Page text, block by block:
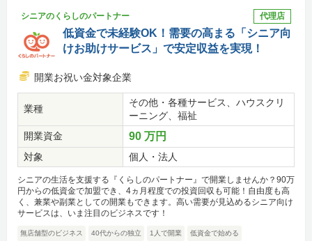
シニアのくらしのパートナー 代理店
低資金で未経験OK！需要の高まる「シニア向
けお助けサービス」で安定収益を実現！
開業お祝い金対象企業
業種
その他・各種サービス、ハウスクリ
ーニング、福祉
開業資金
90 万円
対象 個人・法人
シニアの生活を支援する『くらしのパートナー』で開業しませんか？90万
円からの低資金で加盟でき、4ヵ月程度での投資回収も可能！自由度も高
く、兼業や副業としての開業もできます。高い需要が見込めるシニア向け
サービスは、いま注目のビジネスです！
無店舗型のビジネス 40代からの独立 1人で開業 低資金で始める